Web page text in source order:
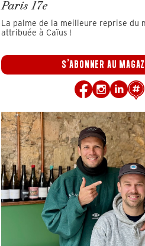
Paris 17e
La palme de la meilleure reprise du
attribuée à Caïus !
S'ABONNER AU